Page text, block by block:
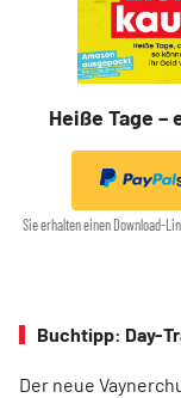
Heiße Tage
Sie erhalten einen Download-
Buchtipp: Day-
Der neue